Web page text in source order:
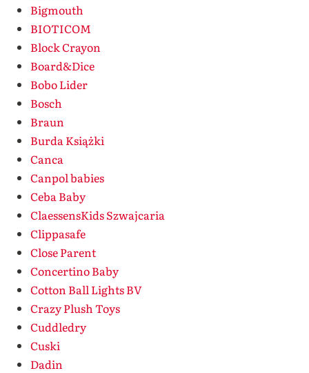
Bigmouth
BIOTICOM
Block Crayon
Board&Dice
Bobo Lider
Bosch
Braun
Burda Książki
Canca
Canpol babies
Ceba Baby
ClaessensKids Szwajcaria
Clippasafe
Close Parent
Concertino Baby
Cotton Ball Lights BV
Crazy Plush Toys
Cuddledry
Cuski
Dadin